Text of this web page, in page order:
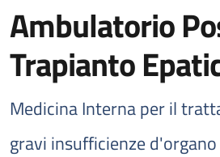
Ambulatorio
Trapianto
Medicina Interna per il
gravi insufficienze d'organo